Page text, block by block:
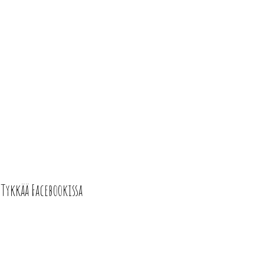
Tykkää Facebookissa